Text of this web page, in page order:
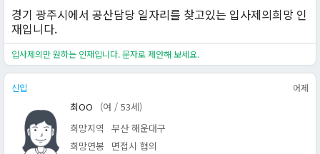
경기 광주시에서 공산담당 일자리를 찾고있는 입사제의희망 인
재입니다.
입사제의만 원하는 인재입니다. 문자로 제안해 보세요.
신입 어제
최OO
(여 / 53세)
희망지역
부산 해운대구
희망연봉
면접시 협의